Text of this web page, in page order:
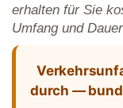
erhalten für Sie
Umfang und
durch —